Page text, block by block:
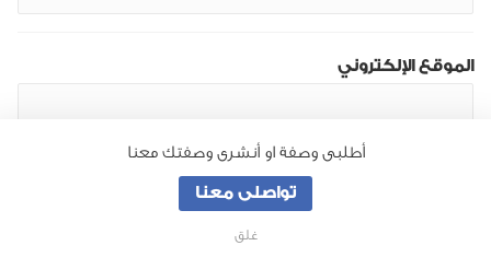
أطلبى وصفة او أنشرى وصفتك معنا
تواصلى معنا
غلق
الموقع الإلكتروني